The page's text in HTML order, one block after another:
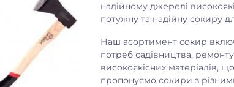
надійному джерелі
потужну та надійну сокиру
Наш асортимент сокир
потреб садівництва,
високоякісних матеріалів,
пропонуємо сокири з